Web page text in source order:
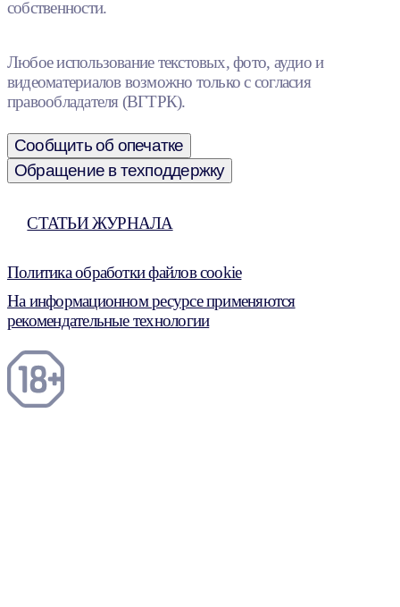
собственности.
Любое использование текстовых, фото, аудио и
видеоматериалов возможно только с согласия
правообладателя (ВГТРК).
Сообщить об опечатке
Обращение в техподдержку
СТАТЬИ ЖУРНАЛА
Политика обработки файлов cookie
На информационном ресурсе применяются
рекомендательные технологии